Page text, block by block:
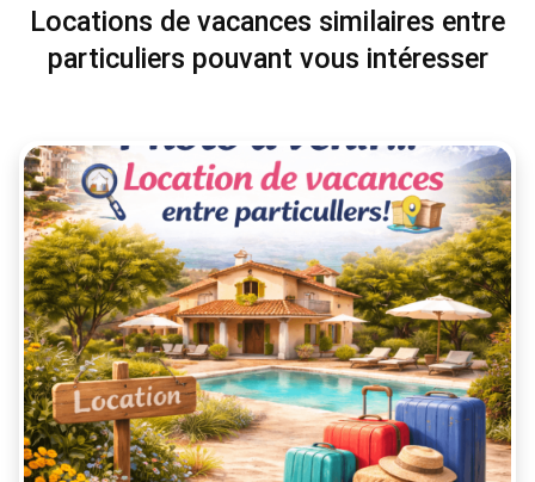
Locations de vacances similaires entre
particuliers pouvant vous intéresser